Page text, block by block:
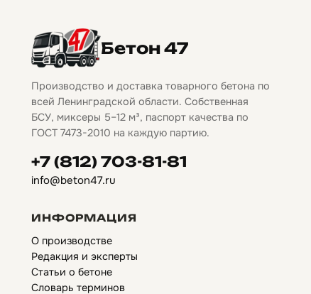
Бетон 47
Производство и доставка товарного бетона по
всей Ленинградской области. Собственная
БСУ, миксеры 5–12 м³, паспорт качества по
ГОСТ 7473-2010 на каждую партию.
+7 (812) 703-81-81
info@beton47.ru
ИНФОРМАЦИЯ
О производстве
Редакция и эксперты
Статьи о бетоне
Словарь терминов